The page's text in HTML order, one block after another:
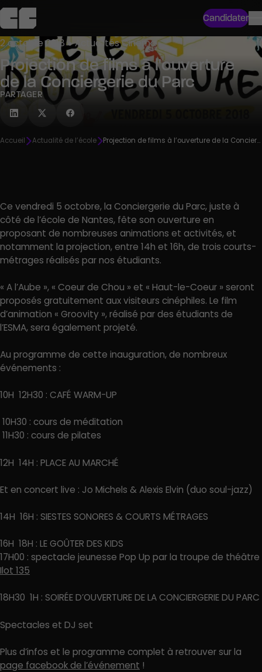
Candidater
2 octobre 2018 ● Actualités Cinéma
Projection de films à l'ouverture
de la Conciergerie du Parc
PARTAGER
Accueil Actualité de l’école Projection de films à l’ouverture de la Conciergerie du Parc
Ce vendredi 5 octobre, la Conciergerie du Parc, juste à
côté de l’école de Nantes, fête son ouverture en
proposant de nombreuses animations et activités, et
notamment la projection, entre 14h et 16h, de trois courts-
métrages réalisés par nos étudiants.
« A l’Aube », « Coeur de Chou » et « Haut-le-Coeur » seront
proposés gratuitement aux visiteurs cinéphiles. Le film
d’animation « Groovity », réalisé par des étudiants de
l’ESMA, sera également projeté.
Au programme de cette inauguration, de nombreux
événements :
10H  12H30 : CAFÉ WARM-UP
 10H30 : cours de méditation
 11H30 : cours de pilates
12H  14H : PLACE AU MARCHÉ
Et en concert live : Jo Michels & Alexis Elvin (duo soul-jazz)
14H  16H : SIESTES SONORES & COURTS MÉTRAGES
16H  18H : LE GOÛTER DES KIDS
17H00 : spectacle jeunesse Pop Up par la troupe de théâtre
Ilot 135
18H30  1H : SOIRÉE D’OUVERTURE DE LA CONCIERGERIE DU PARC
Spectacles et DJ set
Plus d’infos et le programme complet à retrouver sur la
page facebook de l’événement !